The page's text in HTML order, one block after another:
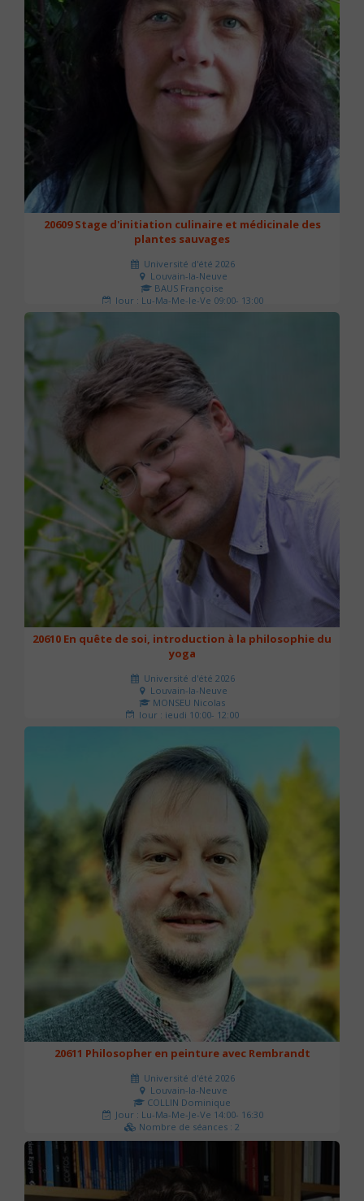
20609 Stage d'initiation culinaire et médicinale des
plantes sauvages
Université d'été 2026
Louvain-la-Neuve
BAUS Françoise
Jour : Lu-Ma-Me-Je-Ve 09:00- 13:00
Nombre de séances : 3
20610 En quête de soi, introduction à la philosophie du
yoga
Université d'été 2026
Louvain-la-Neuve
MONSEU Nicolas
Jour : jeudi 10:00- 12:00
Nombre de séances : 1
20611 Philosopher en peinture avec Rembrandt
Université d'été 2026
Louvain-la-Neuve
COLLIN Dominique
Jour : Lu-Ma-Me-Je-Ve 14:00- 16:30
Nombre de séances : 2
51 €